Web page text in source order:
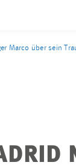
IM FOKUS
Marco über sein